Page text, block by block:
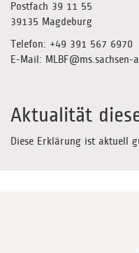
Postfach 39 11 55
39135 Magdeburg
Telefon: +49 391 567 6970
E-Mail: MLBF@ms.sachsen-
Aktualität
Diese Erklärung ist aktuell